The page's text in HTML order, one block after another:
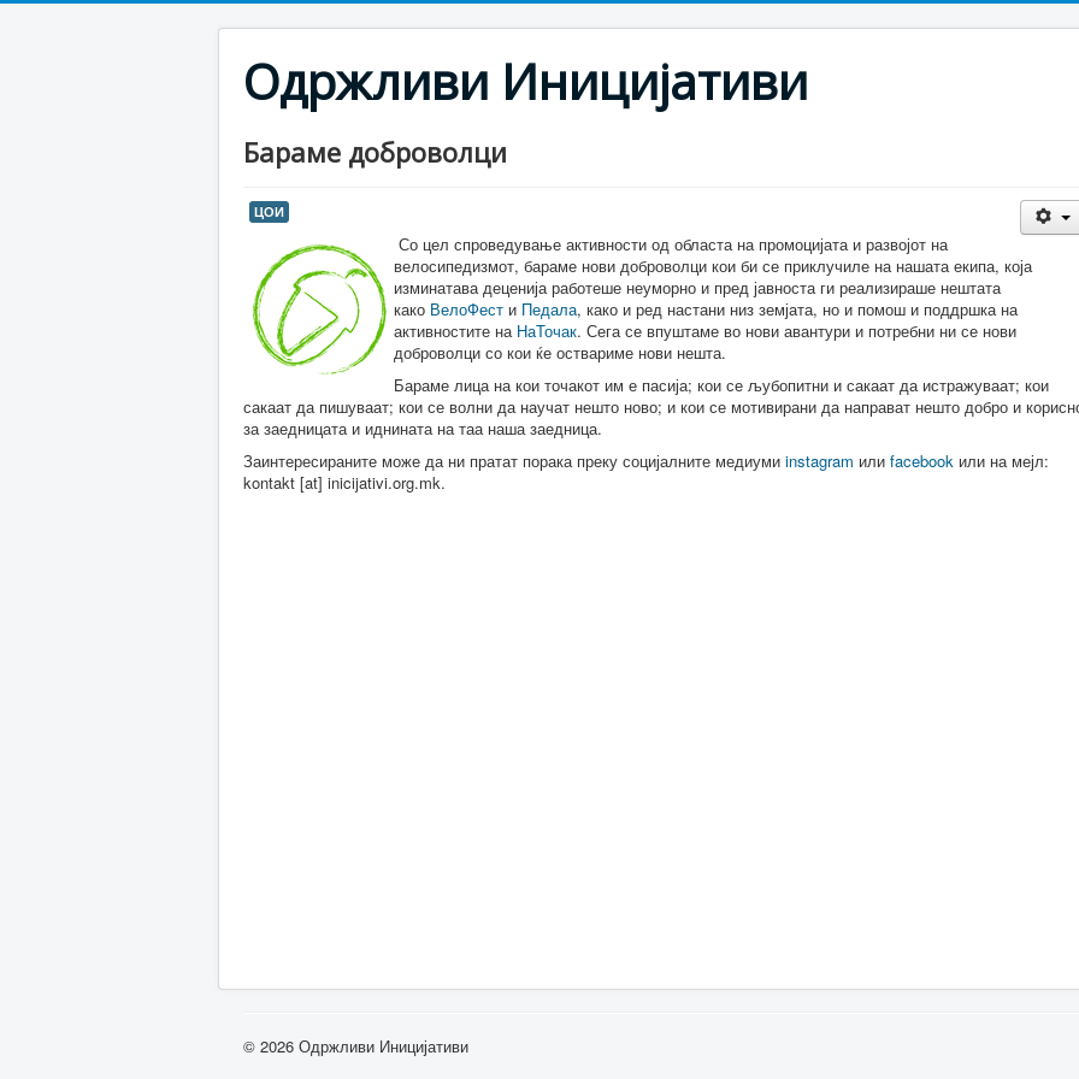
Одржливи Иницијативи
Бараме доброволци
ЦОИ
Со цел спроведување активности од областа на промоцијата и развојот на
велосипедизмот, бараме нови доброволци кои би се приклучиле на нашата екипа, која
изминатава деценија работеше неуморно и пред јавноста ги реализираше нештата
како ВелоФест и Педала, како и ред настани низ земјата, но и помош и поддршка на
активностите на НаТочак. Сега се впуштаме во нови авантури и потребни ни се нови
доброволци со кои ќе оствариме нови нешта.
Бараме лица на кои точакот им е пасија; кои се љубопитни и сакаат да истражуваат; кои
сакаат да пишуваат; кои се волни да научат нешто ново; и кои се мотивирани да направат нешто добро и
за заедницата и иднината на таа наша заедница.
Заинтересираните може да ни пратат порака преку социјалните медиуми instagram или facebook или на мејл:
kontakt [at] inicijativi.org.mk.
© 2026 Одржливи Иницијативи